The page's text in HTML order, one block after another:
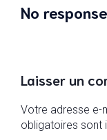
No
Laisser un
Votre adresse e-
obligatoires sont